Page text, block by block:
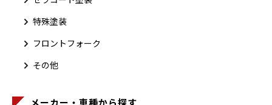
特殊塗装
フロントフォーク
その他
メーカー・車種から探す